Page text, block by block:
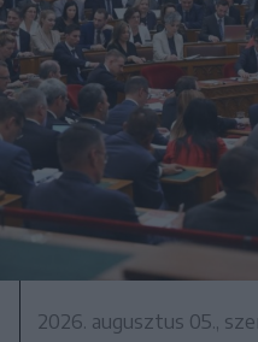
2026. augusztus 05.,